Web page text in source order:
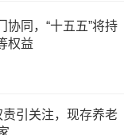
协同，“十五五”将持
权益
责引关注‌，现存养老